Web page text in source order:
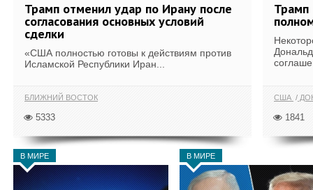
Трамп отменил удар по Ирану после
согласования основных условий
сделки
«США полностью готовы к действиям против
Исламской Республики Иран...
БЛИЖНИЙ ВОСТОК
5333
Трамп
США
1841
В МИРЕ В МИРЕ